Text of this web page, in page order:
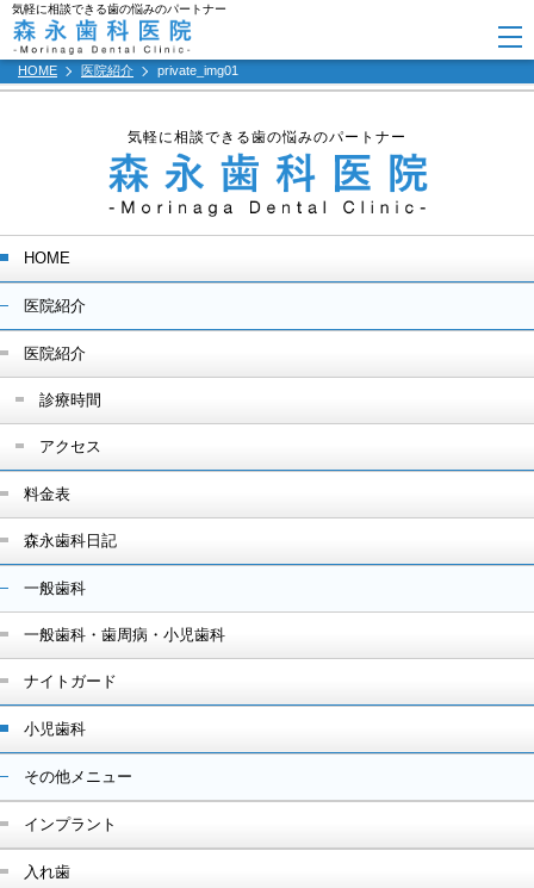
気軽に相談できる歯の悩みのパートナー
HOME 医院紹介 private_img01
気軽に相談できる歯の悩みのパートナー
HOME
医院紹介
医院紹介
診療時間
アクセス
料金表
森永歯科日記
一般歯科
一般歯科・歯周病・小児歯科
ナイトガード
小児歯科
その他メニュー
インプラント
入れ歯